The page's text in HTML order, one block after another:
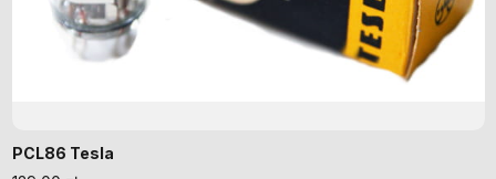
PCL86 Tesla